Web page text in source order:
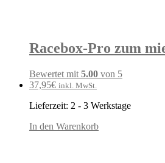
Racebox-Pro zum
Bewertet mit 5.00 von 5
37,95€ inkl. MwSt.
Lieferzeit: 2 - 3 Werkstage
In den Warenkorb